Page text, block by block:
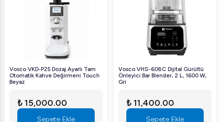
Vosco VKD-P25 Dozaj Ayarlı Tam
Otomatik Kahve Değirmeni Touch
Beyaz
₺ 15,000.00
Sepete Ekle
Vosco VHS-608C Dijital Gürültü
Önleyici Bar Blender, 2 L, 1600 W,
Gri
₺ 11,400.00
Sepete Ekle